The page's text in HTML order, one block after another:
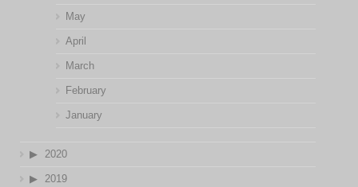
May
April
March
February
January
2020
2019